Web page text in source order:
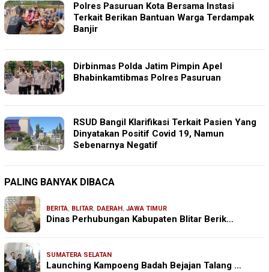
Polres Pasuruan Kota Bersama Instasi
Terkait Berikan Bantuan Warga Terdampak
Banjir
Dirbinmas Polda Jatim Pimpin Apel
Bhabinkamtibmas Polres Pasuruan
RSUD Bangil Klarifikasi Terkait Pasien Yang
Dinyatakan Positif Covid 19, Namun
Sebenarnya Negatif
PALING BANYAK DIBACA
BERITA, BLITAR, DAERAH , JAWA TIMUR
Dinas Perhubungan Kabupaten Blitar Berik…
SUMATERA SELATAN
Launching Kampoeng Badah Bejajan Talang …